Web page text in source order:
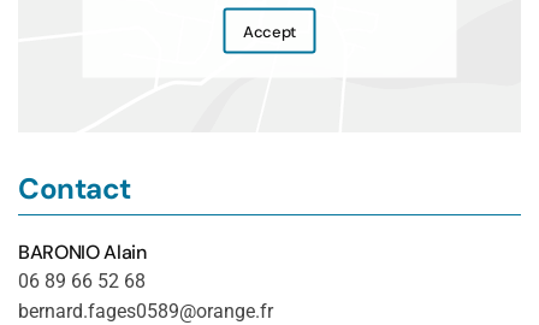
Accept
Contact
BARONIO Alain
06 89 66 52 68
bernard.fages0589@orange.fr